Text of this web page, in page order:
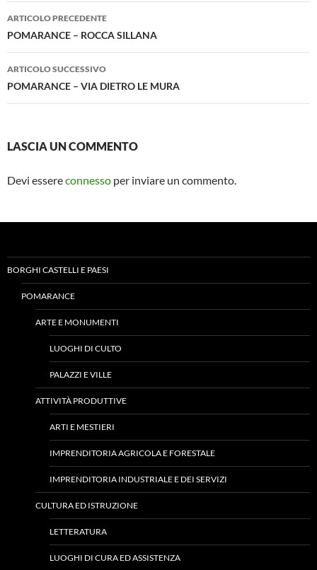
Navigazione
articolo
ARTICOLO PRECEDENTE
POMARANCE – ROCCA SILLANA
ARTICOLO SUCCESSIVO
POMARANCE – VIA DIETRO LE MURA
LASCIA UN COMMENTO
Devi essereconnesso per inviare un commento.
BORGHI CASTELLI E PAESI
POMARANCE
ARTE E MONUMENTI
LUOGHI DI CULTO
PALAZZI E VILLE
ATTIVITÀ PRODUTTIVE
ARTI E MESTIERI
IMPRENDITORIA AGRICOLA E FORESTALE
IMPRENDITORIA INDUSTRIALE E DEI SERVIZI
CULTURA ED ISTRUZIONE
LETTERATURA
LUOGHI DI CURA ED ASSISTENZA